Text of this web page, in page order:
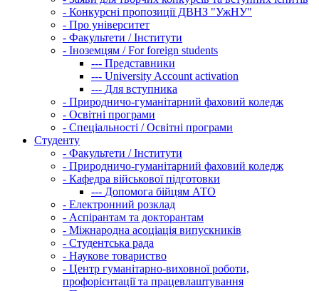
- Конкурсні пропозиції ДВНЗ "УжНУ"
- Про університет
- Факультети / Інститути
- Іноземцям / For foreign students
--- Представники
--- University Account activation
--- Для вступника
- Природничо-гуманітарний фаховий коледж
- Освітні програми
- Спеціальності / Освітні програми
Студенту
- Факультети / Інститути
- Природничо-гуманітарний фаховий коледж
- Кафедра військової підготовки
--- Допомога бійцям АТО
- Електронний розклад
- Аспірантам та докторантам
- Міжнародна асоціація випускників
- Студентська рада
- Наукове товариство
- Центр гуманітарно-виховної роботи,
профорієнтації та працевлаштування